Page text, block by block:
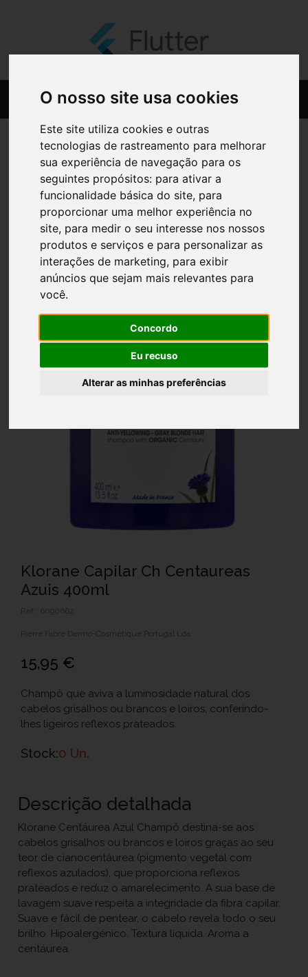
O nosso site usa cookies
Este site utiliza cookies e outras
tecnologias de rastreamento para melhorar
sua experiência de navegação para os
seguintes propósitos: para ativar a
funcionalidade básica do site, para
proporcionar uma melhor experiência no
site, para medir o seu interesse nos nossos
produtos e serviços e para personalizar as
interações de marketing, para exibir
anúncios que sejam mais relevantes para
você.
Concordo
Eu recuso
Alterar as minhas preferências
Klorane Capilar Ch Centaureas
Azuis 400ml
Ref.: 6090662
Pierre Fabre Dermo-Cosmétique Portugal Lda.
15,95 €
Champô que aviva a luminosidade natural dos
cabelos grisalhos ou brancos e loiros, conferindo-
lhes ligeiros reflexos prateados.
Stock:0 Un.
Descrição detalhada
Klorane Centáurea Azul Champô destina-se aos
cabelos grisalhos ou brancos e loiros graças ao seu
teor de cianocentáurea (pigmento vegetal com
reflexos azulados), que proporciona reflexos
prateados e reduz o amarelecimento. A sua base de
lavagem suave respeita a integridade da fibra capilar.
Suave e fácil de pentear, o cabelo revela todo o seu
brilho. Hipoalergénico. Textura líquida. Aroma a
centáurea.